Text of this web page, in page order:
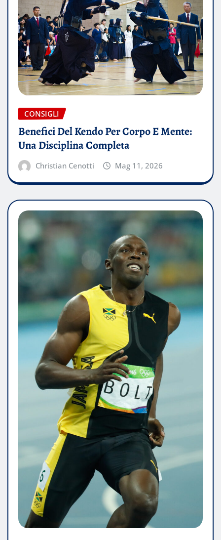
CONSIGLI
Benefici Del Kendo Per Corpo E Mente:
Una Disciplina Completa
Christian Cenotti Mag 11, 2026